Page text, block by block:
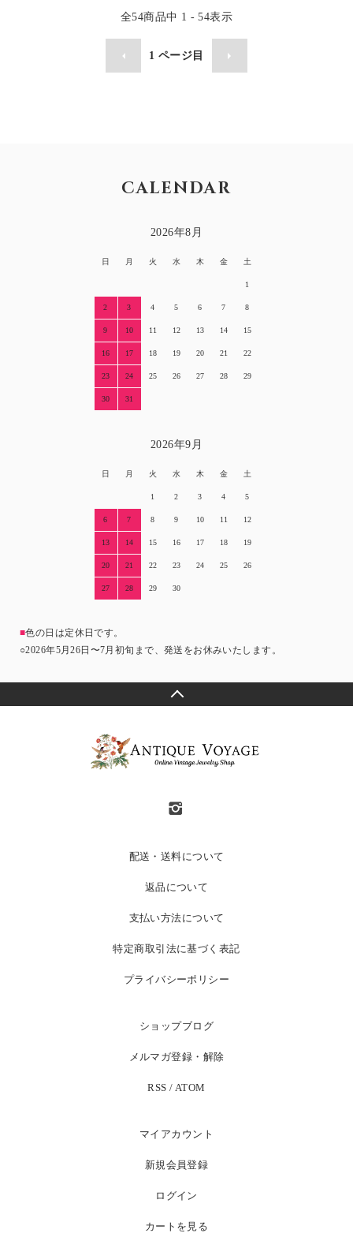
全54商品中 1 - 54表示
1ページ目
CALENDAR
2026年8月
日 月 火 水 木 金 土
1
2 3 4 5 6 7 8
9 10 11 12 13 14 15
16 17 18 19 20 21 22
23 24 25 26 27 28 29
30 31
2026年9月
日 月 火 水 木 金 土
1 2 3 4 5
6 7 8 9 10 11 12
13 14 15 16 17 18 19
20 21 22 23 24 25 26
27 28 29 30
■色の日は定休日です。
○2026年5月26日〜7月初旬まで、発送をお休みいたします。
配送・送料について
返品について
支払い方法について
特定商取引法に基づく表記
プライバシーポリシー
ショップブログ
メルマガ登録・解除
RSS / ATOM
マイアカウント
新規会員登録
ログイン
カートを見る